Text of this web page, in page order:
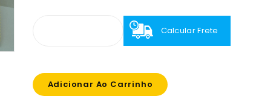
Calcular Frete
Adicionar Ao Carrinho